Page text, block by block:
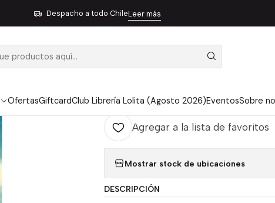
OfertasGiftcardClub Librería Lolita (Agosto 2026)EventosSobre
Despacho a todo ChileLeer más
Cuentos y Libro álbum (3-6 años)
QUERIDO PAPA
Cantidad
Agregar a la lista de favoritos
Mostrar stock de ubicaciones
DESCRIPCIÓN